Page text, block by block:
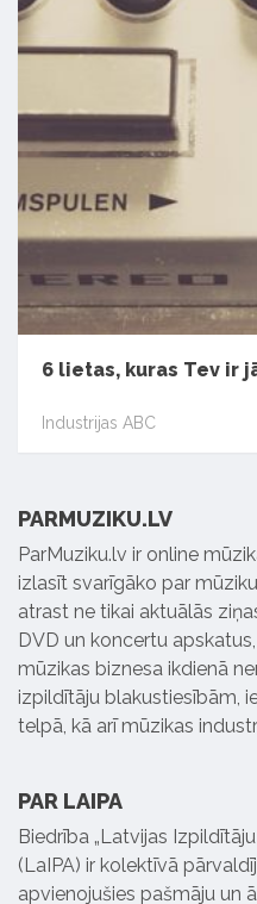
6 lietas, kuras Tev ir
Industrijas ABC
PARMUZIKU.LV
ParMuziku.lv ir online
izlasīt svarīgāko par
atrast ne tikai aktuālās
DVD un koncertu
mūzikas biznesa ikdienā
izpildītāju blakustiesībām,
telpā, kā arī mūzikas
PAR LAIPA
Biedrība „Latvijas
(LaIPA) ir kolektīvā
apvienojušies pašmāju un